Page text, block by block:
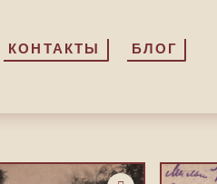
КОНТАКТЫ БЛОГ
КОНТАКТЫ БЛОГ